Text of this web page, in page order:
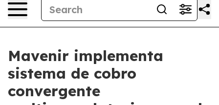
Mavenir implementa
sistema de cobro
convergente